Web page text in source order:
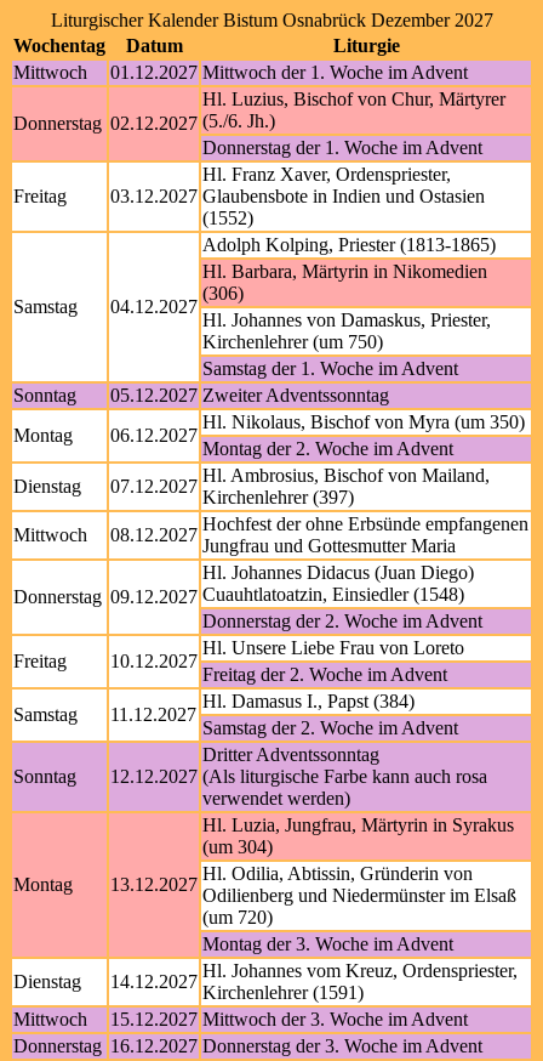
Liturgischer Kalender Bistum Osnabrück Dezember 2027
Wochentag
Datum
Liturgie
Mittwoch
01.12.2027 Mittwoch der 1. Woche im Advent
Donnerstag 02.12.2027
Hl. Luzius, Bischof von Chur, Märtyrer
(5./6. Jh.)
Donnerstag der 1. Woche im Advent
Freitag 03.12.2027
Hl. Franz Xaver, Ordenspriester,
Glaubensbote in Indien und Ostasien
(1552)
Samstag 04.12.2027
Adolph Kolping, Priester (1813-1865)
Hl. Barbara, Märtyrin in Nikomedien
(306)
Hl. Johannes von Damaskus, Priester,
Kirchenlehrer (um 750)
Samstag der 1. Woche im Advent
Sonntag
05.12.2027 Zweiter Adventssonntag
Montag
06.12.2027
Hl. Nikolaus, Bischof von Myra (um 350)
Montag der 2. Woche im Advent
Dienstag
07.12.2027
Hl. Ambrosius, Bischof von Mailand,
Kirchenlehrer (397)
Mittwoch
08.12.2027
Hochfest der ohne Erbsünde empfangenen
Jungfrau und Gottesmutter Maria
Donnerstag 09.12.2027
Hl. Johannes Didacus (Juan Diego)
Cuauhtlatoatzin, Einsiedler (1548)
Donnerstag der 2. Woche im Advent
Freitag
10.12.2027
Hl. Unsere Liebe Frau von Loreto
Freitag der 2. Woche im Advent
Samstag
11.12.2027
Hl. Damasus I., Papst (384)
Samstag der 2. Woche im Advent
Sonntag 12.12.2027
Dritter Adventssonntag
(Als liturgische Farbe kann auch rosa
verwendet werden)
Montag 13.12.2027
Hl. Luzia, Jungfrau, Märtyrin in Syrakus
(um 304)
Hl. Odilia, Abtissin, Gründerin von
Odilienberg und Niedermünster im Elsaß
(um 720)
Montag der 3. Woche im Advent
Dienstag
14.12.2027
Hl. Johannes vom Kreuz, Ordenspriester,
Kirchenlehrer (1591)
Mittwoch
15.12.2027 Mittwoch der 3. Woche im Advent
Donnerstag 16.12.2027 Donnerstag der 3. Woche im Advent